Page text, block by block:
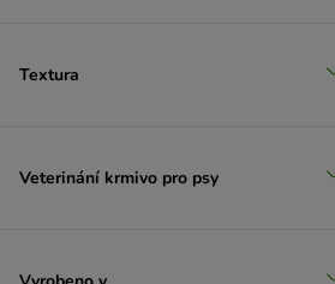
Textura
Veterinání krmivo pro psy